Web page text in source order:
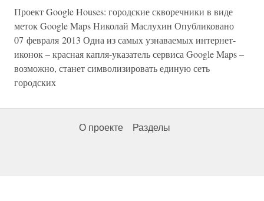
Проект Google Houses: городские скворечники в виде
меток Google Maps Николай Маслухин Опубликовано
07 февраля 2013 Одна из самых узнаваемых интернет-
иконок – красная капля-указатель сервиса Google Maps –
возможно, станет символизировать единую сеть
городских
О проекте Разделы